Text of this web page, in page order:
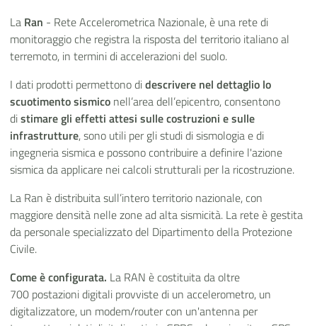
La Ran - Rete Accelerometrica Nazionale, è una rete di
monitoraggio che registra la risposta del territorio italiano al
terremoto, in termini di accelerazioni del suolo.
I dati prodotti permettono didescrivere nel dettaglio lo
scuotimento sismico nell’area dell’epicentro, consentono
distimare gli effetti attesi sulle costruzioni e sulle
infrastrutture, sono utili per gli studi di sismologia e di
ingegneria sismica e possono contribuire a definire l'azione
sismica da applicare nei calcoli strutturali per la ricostruzione.
La Ran è distribuita sull’intero territorio nazionale, con
maggiore densità nelle zone ad alta sismicità. La rete è gestita
da personale specializzato del Dipartimento della Protezione
Civile.
Come è configurata. La RAN è costituita da oltre
700 postazioni digitali provviste di un accelerometro, un
digitalizzatore, un modem/router con un'antenna per